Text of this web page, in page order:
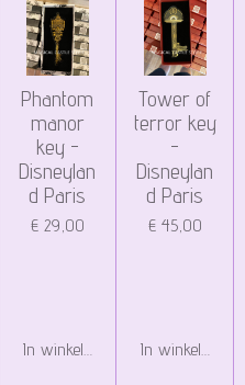
Phantom
manor
key -
Disneylan
d Paris
€ 29,00
In winkelwagen
Tower of
terror key
-
Disneylan
d Paris
€ 45,00
In winkelwagen